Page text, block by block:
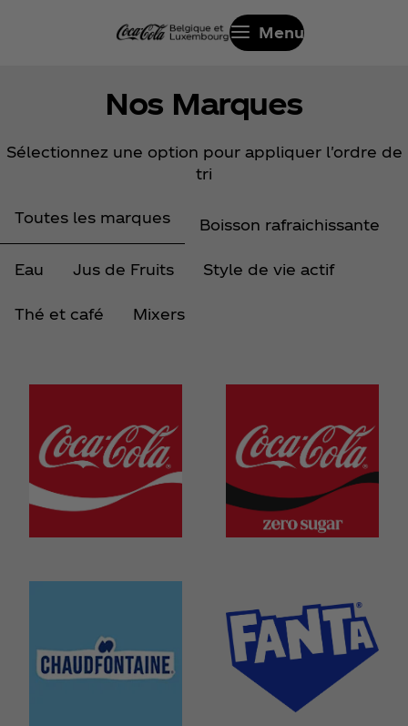
Menu
Nos Marques
Sélectionnez une option pour appliquer l'ordre de
tri
Toutes les marques Boisson rafraichissante
Eau Jus de Fruits Style de vie actif
Thé et café Mixers